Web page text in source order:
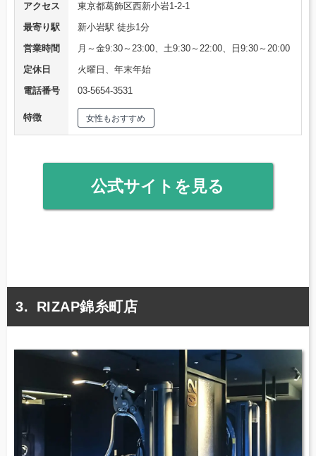
アクセス
東京都葛飾区西新小岩1-2-1
最寄り駅
新小岩駅 徒歩1分
営業時間
月～金9:30～23:00、土9:30～22:00、日9:30～20:00
定休日
火曜日、年末年始
電話番号
03-5654-3531
特徴 女性もおすすめ
公式サイトを見る
RIZAP錦糸町店